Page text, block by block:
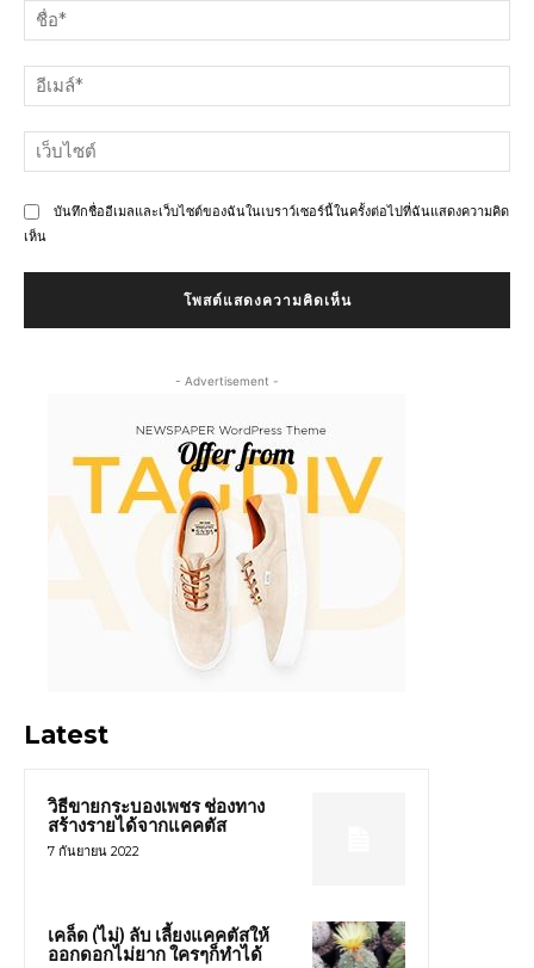
คิด
เห็น
บันทึกชื่ออีเมลและเว็บไซต์ของฉันในเบราว์เซอร์นี้ในครั้งต่อไปที่ฉันแสดงความคิด
เห็น
- Advertisement -
Latest
วิธีขายกระบองเพชร ช่องทาง
สร้างรายได้จากแคคตัส
7 กันยายน 2022
เคล็ด (ไม่) ลับ เลี้ยงแคคตัสให้
ออกดอกไม่ยาก ใครๆก็ทำได้